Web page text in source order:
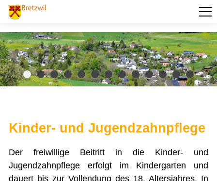
PORTRÄT
AKTUELLES
VERWALTUNG
Alice Haefeli Stiftung
Alters- und Pflegeheim Moosmatt
Arbeitslos - was tun?
Behindertenausweis für Reisende
Kinder- und Jugendzahnpflege
Der freiwillige Beitritt in die Kinder- und
Jugendzahnpflege erfolgt im Kindergarten und
dauert bis zur Vollendung des 18. Altersjahres. In